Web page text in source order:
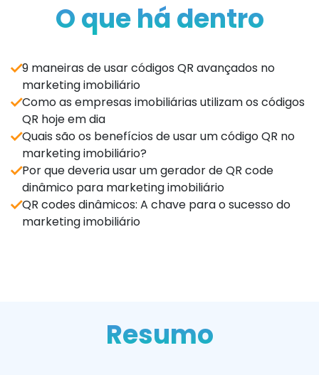
O que há dentro
9 maneiras de usar códigos QR avançados no
marketing imobiliário
Como as empresas imobiliárias utilizam os códigos
QR hoje em dia
Quais são os benefícios de usar um código QR no
marketing imobiliário?
Por que deveria usar um gerador de QR code
dinâmico para marketing imobiliário
QR codes dinâmicos: A chave para o sucesso do
marketing imobiliário
Resumo